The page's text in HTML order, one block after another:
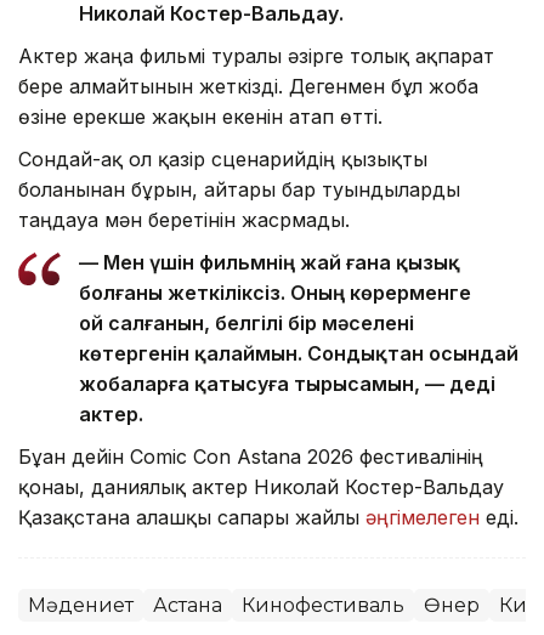
Николай Костер-Вальдау.
Актер жаңа фильмі туралы әзірге толық ақпарат
бере алмайтынын жеткізді. Дегенмен бұл жоба
өзіне ерекше жақын екенін атап өтті.
Сондай-ақ ол қазір сценарийдің қызықты
болғанынан бұрын, айтары бар туындыларды
таңдауға мән беретінін жасрмады.
— Мен үшін фильмнің жай ғана қызық
болғаны жеткіліксіз. Оның көрерменге
ой салғанын, белгілі бір мәселені
көтергенін қалаймын. Сондықтан осындай
жобаларға қатысуға тырысамын, — деді
актер.
Бұған дейін Comic Con Astana 2026 фестивалінің
қонағы, даниялық актер Николай Костер-Вальдау
Қазақстанға алғашқы сапары жайлы әңгімелеген еді.
Мәдениет Астана Кинофестиваль Өнер